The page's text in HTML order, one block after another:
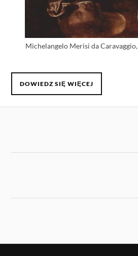
Michelangelo Merisi da Caravaggio,
DOWIEDZ SIĘ WIĘCEJ